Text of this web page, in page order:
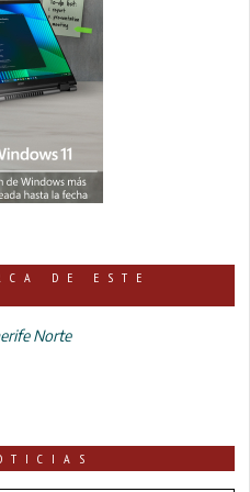
DE ESTE
Norte